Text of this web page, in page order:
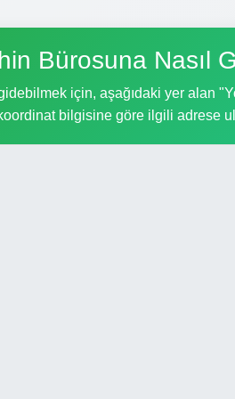
Bürosuna Nasıl
için, aşağıdaki yer alan
bilgisine göre ilgili adrese